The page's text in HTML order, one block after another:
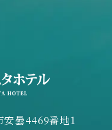
安曇4469番地1